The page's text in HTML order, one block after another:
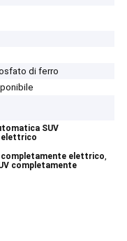
di ferro
SUV
elettrico
completamente elettrico,
completamente